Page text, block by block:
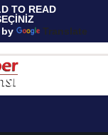
TO READ
by
Translate